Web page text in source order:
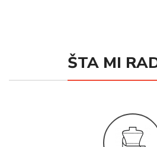
ŠTA MI